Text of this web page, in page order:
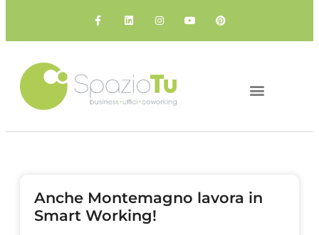
Anche Montemagno lavora in
Smart Working!